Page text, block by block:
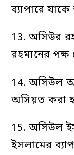
ব্যাপারে
13. অসিউর
রহমানের
14. অসিউল
অসিয়ত করা
15. অসিউল
ইসলামের